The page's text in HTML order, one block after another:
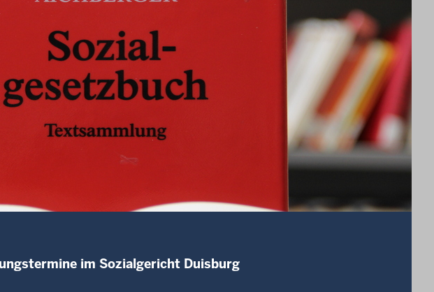
im Sozialgericht Duisburg